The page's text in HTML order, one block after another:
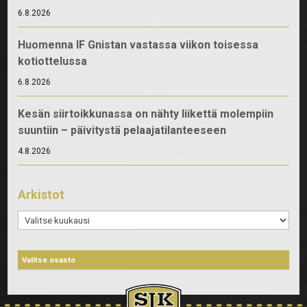
6.8.2026
Huomenna IF Gnistan vastassa viikon toisessa
kotiottelussa
6.8.2026
Kesän siirtoikkunassa on nähty liikettä molempiin
suuntiin – päivitystä pelaajatilanteeseen
4.8.2026
Arkistot
Arkistot